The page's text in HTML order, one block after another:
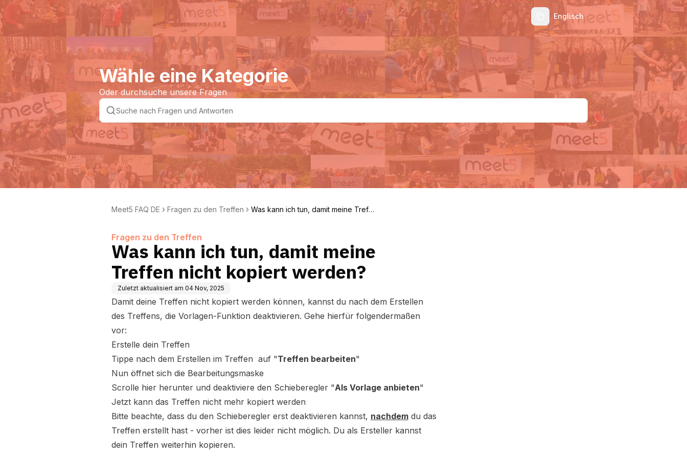
Englisch
Wähle eine Kategorie
Oder durchsuche unsere Fragen
Meet5 FAQ DE Fragen zu den Treffen
Was kann ich tun, damit meine Treff
Fragen zu den Treffen
Was kann ich tun, damit meine
Treffen nicht kopiert werden?
Zuletzt aktualisiert am 04 Nov, 2025
Damit deine Treffen nicht kopiert werden können, kannst du nach dem Erstellen
des Treffens, die Vorlagen-Funktion deaktivieren. Gehe hierfür folgendermaßen
vor:
Erstelle dein Treffen
Tippe nach dem Erstellen im Treffen auf "Treffen bearbeiten"
Nun öffnet sich die Bearbeitungsmaske
Scrolle hier herunter und deaktiviere den Schieberegler "Als Vorlage anbieten"
Jetzt kann das Treffen nicht mehr kopiert werden
Bitte beachte, dass du den Schieberegler erst deaktivieren kannst, nachdem du das
Treffen erstellt hast - vorher ist dies leider nicht möglich. Du als Ersteller kannst
dein Treffen weiterhin kopieren.